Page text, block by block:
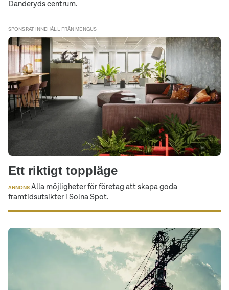
Danderyds centrum.
SPONSRAT INNEHÅLL FRÅN MENGUS
Ett riktigt toppläge
ANNONS Alla möjligheter för företag att skapa goda
framtidsutsikter i Solna Spot.